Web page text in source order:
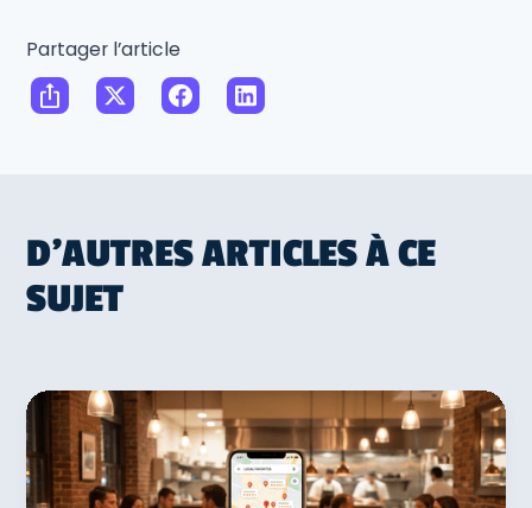
Partager l’article
D'AUTRES ARTICLES À CE
SUJET